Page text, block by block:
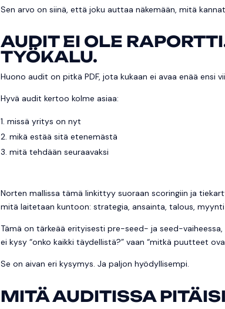
Sen arvo on siinä, että joku auttaa näkemään, mitä
AUDIT EI OLE
TYÖKALU.
Huono audit on pitkä PDF, jota kukaan ei avaa enää ensi
Hyvä audit kertoo kolme asiaa:
missä yritys on nyt
mikä estää sitä etenemästä
mitä tehdään seuraavaksi
Norten mallissa tämä linkittyy suoraan scoringiin ja
mitä laitetaan kuntoon: strategia, ansainta, talous,
Tämä on tärkeää erityisesti pre-seed- ja seed-
ei kysy “onko kaikki täydellistä?” vaan “mitkä puutteet
Se on aivan eri kysymys. Ja paljon hyödyllisempi.
MITÄ AUDITISSA